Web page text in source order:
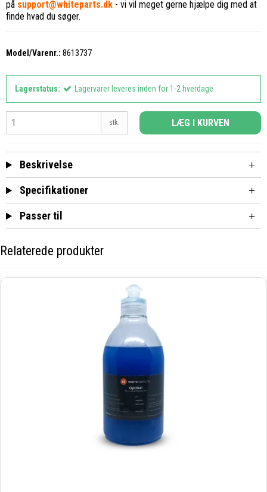
på support@whiteparts.dk - vi vil meget gerne hjælpe dig med at
finde hvad du søger.
Model/Varenr.: 8613737
Lagerstatus: Lagervarer leveres inden for 1-2 hverdage
stk. LÆG I KURVEN
Beskrivelse
Specifikationer
Passer til
Relaterede produkter